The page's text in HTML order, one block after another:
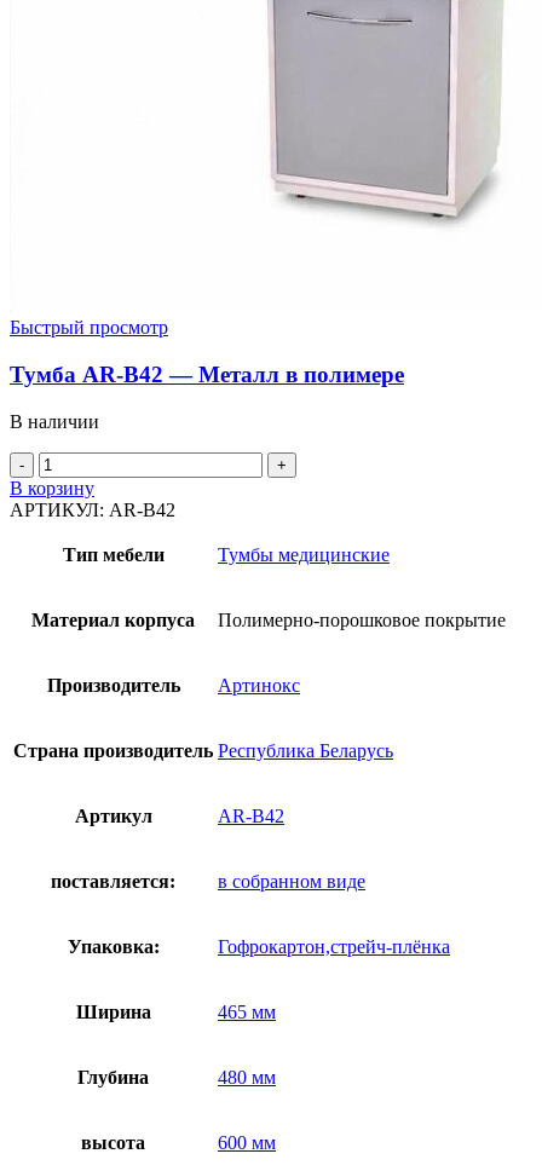
Быстрый просмотр
Тумба AR-B42 — Металл в полимере
В наличии
В корзину
АРТИКУЛ: AR-B42
Тип мебели Тумбы медицинские
Материал корпуса Полимерно-порошковое покрытие
Производитель Артинокс
Страна производитель Республика Беларусь
Артикул AR-B42
поставляется: в собранном виде
Упаковка: Гофрокартон,стрейч-плёнка
Ширина 465 мм
Глубина 480 мм
высота 600 мм